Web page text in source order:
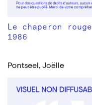
Le chaperon rouge
1986
Pontseel, Joëlle